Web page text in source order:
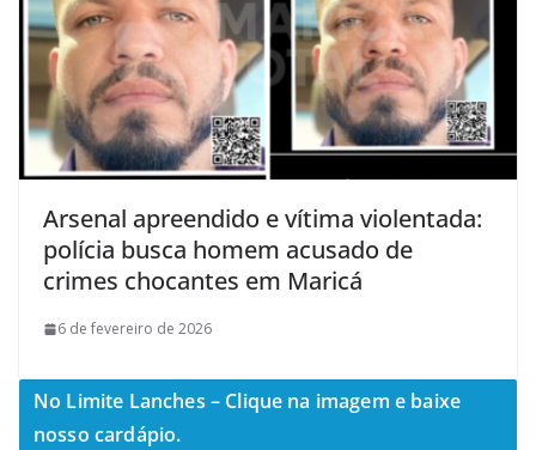
Arsenal apreendido e vítima violentada:
polícia busca homem acusado de
crimes chocantes em Maricá
6 de fevereiro de 2026
No Limite Lanches – Clique na imagem e baixe
nosso cardápio.